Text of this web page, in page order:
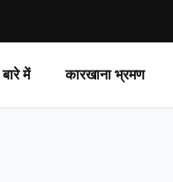
बारे में कारखाना भ्रमण